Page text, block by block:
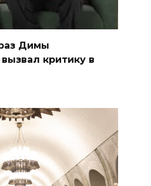
Димы
критику в